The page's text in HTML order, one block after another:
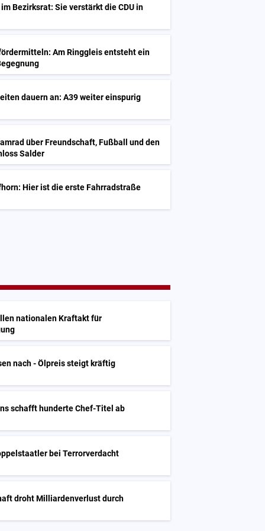
Bezirksrat: Sie verstärkt die CDU in
Am Ringgleis entsteht ein
dauern an: A39 weiter einspurig
über Freundschaft, Fußball und den
Salder
Hier ist die erste Fahrradstraße
nationalen Kraftakt für
nach - Ölpreis steigt kräftig
schafft hunderte Chef-Titel ab
bei Terrorverdacht
droht Milliardenverlust durch